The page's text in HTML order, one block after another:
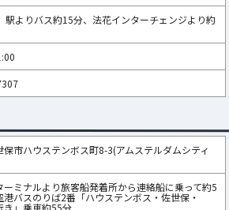
駅よりバス約15分、法花インターチェンジより約
保市ハウステンボス町8-3(アムステルダムシティ
ーミナルより旅客船発着所から連絡船に乗って約5
バスのりば2番「ハウステンボス・佐世保・